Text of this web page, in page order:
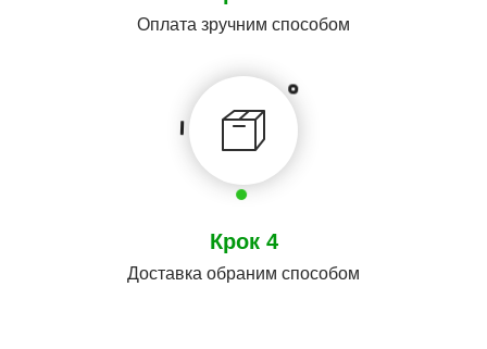
Оплата зручним способом
Крок 4
Доставка обраним способом